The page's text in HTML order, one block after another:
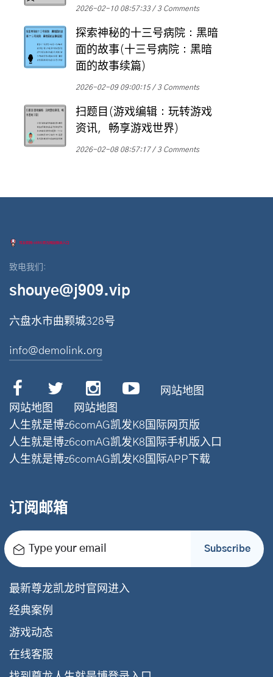
2026-02-10 08:57:33 3 Comments
探索神秘的十三号病院：黑暗
面的故事(十三号病院：黑暗
面的故事续篇)
2026-02-09 09:00:15 3 Comments
扫题目(游戏编辑：玩转游戏
资讯，畅享游戏世界)
2026-02-08 08:57:17 3 Comments
致电我们:
shouye@j909.vip
六盘水市曲颗城328号
info@demolink.org
网站地图
网站地图
网站地图
人生就是博z6comAG凯发K8国际网页版
人生就是博z6comAG凯发K8国际手机版入口
人生就是博z6comAG凯发K8国际APP下载
订阅邮箱
Type your email Subscribe
最新尊龙凯龙时官网进入
经典案例
游戏动态
在线客服